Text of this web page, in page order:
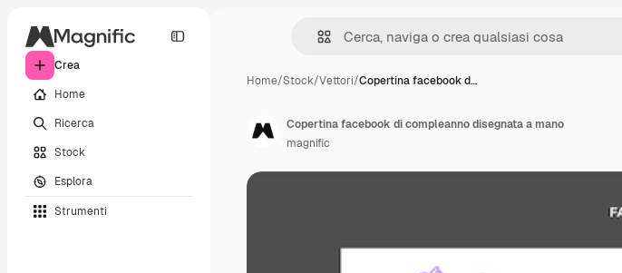
Crea
Home
Ricerca
Stock
Esplora
Strumenti
Home/Stock/Vettori/Copertina facebook d…
Copertina facebook di compleanno disegnata a mano
magnific